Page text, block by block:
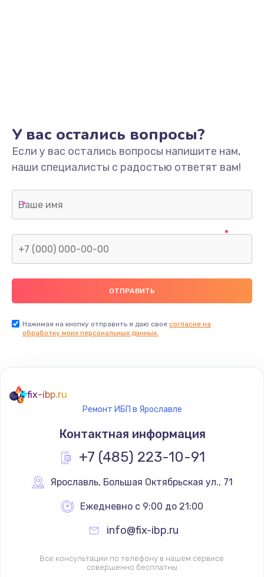
У вас остались вопросы?
Если у вас остались вопросы напишите нам,
наши специалисты с радостью ответят вам!
Нажимая на кнопку отправить я даю свое согласие на
обработку моих персональных данных.
fix-ibp.ru
Ремонт ИБП в Ярославле
Контактная информация
+7 (485) 223-10-91
Ярославль, Большая Октябрьская ул., 71
Ежедневно с 9:00 до 21:00
info@fix-ibp.ru
Все консультации по телефону в нашем сервисе
совершенно бесплатны